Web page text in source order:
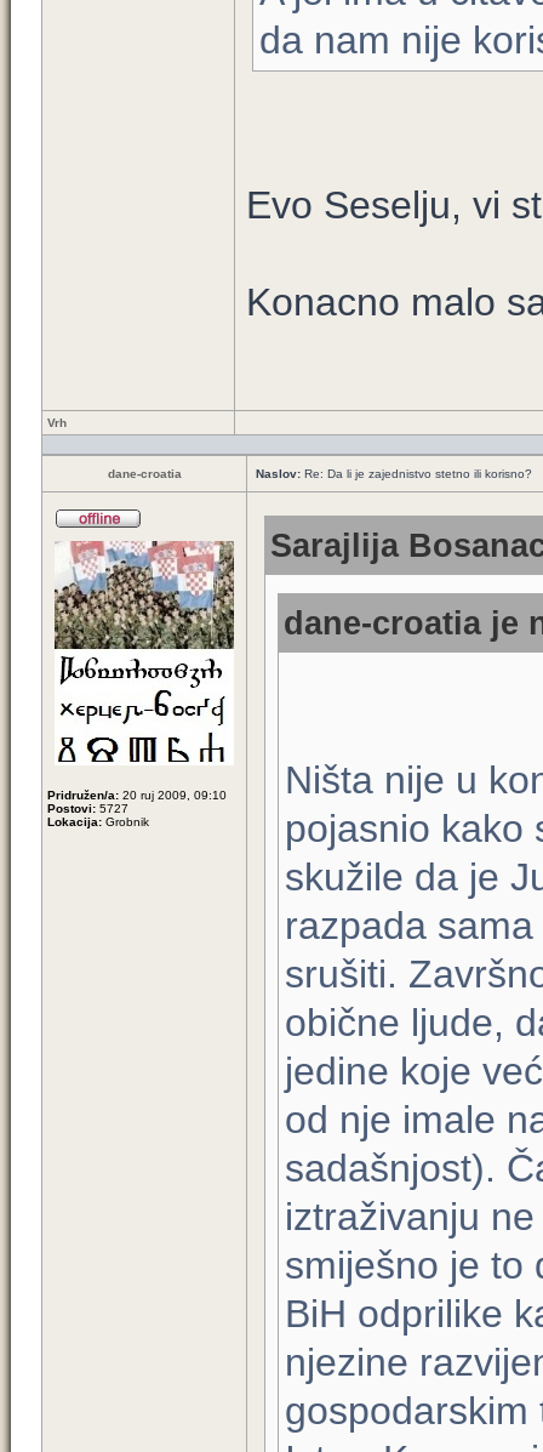
da nam nije
Evo Seselju, vi
Konacno malo
Vrh
dane-croatia Naslov: Re: Da li je zajednistvo stetno ili korisno?
Pridružen/a: 20 ruj 2009, 09:10
Postovi: 5727
Lokacija: Grobnik
Sarajlija
dane-croatia je
Ništa nije u
pojasnio kako
skužile da je
razpada
srušiti.
obične ljude,
jedine koje
od nje imale
sadašnjost).
iztraživanju
smiješno je to
BiH odprilike
njezine
gospodarskim